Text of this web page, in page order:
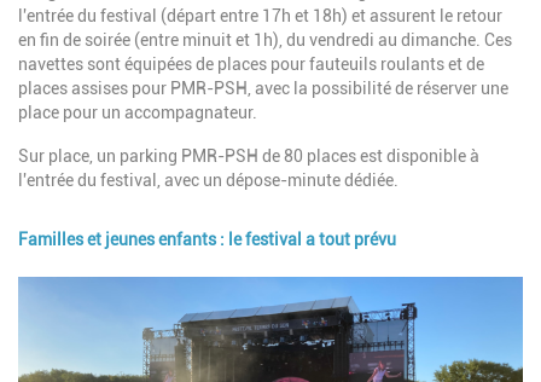
l'entrée du festival (départ entre 17h et 18h) et assurent le retour
en fin de soirée (entre minuit et 1h), du vendredi au dimanche. Ces
navettes sont équipées de places pour fauteuils roulants et de
places assises pour PMR-PSH, avec la possibilité de réserver une
place pour un accompagnateur.
Sur place, un parking PMR-PSH de 80 places est disponible à
l'entrée du festival, avec un dépose-minute dédiée.
Familles et jeunes enfants : le festival a tout prévu